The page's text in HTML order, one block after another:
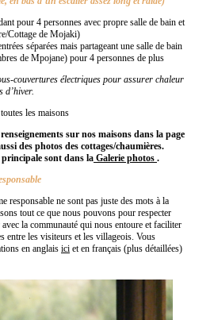
pour 4 personnes avec propre salle de bain et
Cottage de Mojaki)
séparées mais partageant une salle de bain
de Mpojane) pour 4 personnes de plus
couvertures électriques pour assurer chaleur
d’hiver.
les maisons
sur nos maisons dans la page
des photos des cottages/chaumières.
sont dans la Galerie photos .
responsable ne sont pas juste des mots à la
tout ce que nous pouvons pour respecter
la communauté qui nous entoure et faciliter
entre les visiteurs et les villageois. Vous
en anglais ici et en français (plus détaillées)